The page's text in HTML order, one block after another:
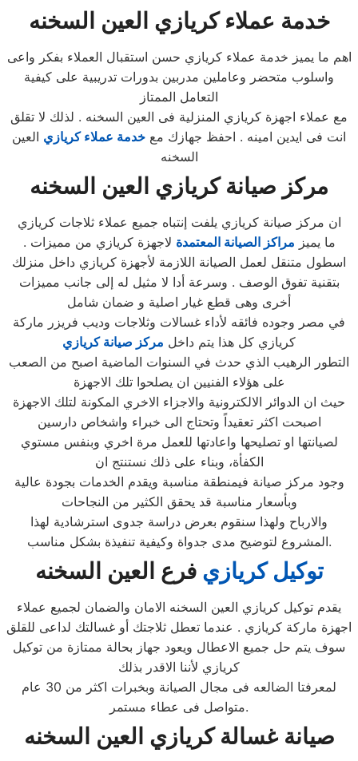
خدمة عملاء كريازي العين السخنه
اهم ما يميز خدمة عملاء كريازي حسن استقبال العملاء بفكر واعى
واسلوب متحضر وعاملين مدربين بدورات تدريبية على كيفية
التعامل الممتاز
مع عملاء اجهزة كريازي المنزلية فى العين السخنه . لذلك لا تقلق
انت فى ايدين امينه . احفظ جهازك مع خدمة عملاء كريازي العين
السخنه
مركز صيانة كريازي العين السخنه
ان مركز صيانة كريازي يلفت إنتباه جميع عملاء ثلاجات كريازي
ما يميز مراكز الصيانة المعتمدة لاجهزة كريازي من مميزات .
اسطول متنقل لعمل الصيانة اللازمة لأجهزة كريازي داخل منزلك
بتقنية تفوق الوصف . وسرعة أدا لا مثيل له إلى جانب مميزات
أخرى وهى قطع غيار اصلية و ضمان شامل
في مصر وجوده فائقه لأداء غسالات وثلاجات وديب فريزر ماركة
كريازي كل هذا يتم داخل مركز صيانة كريازي
التطور الرهيب الذي حدث في السنوات الماضية اصبح من الصعب
على هؤلاء الفنيين ان يصلحوا تلك الاجهزة
حيث ان الدوائر الالكترونية والاجزاء الاخري المكونة لتلك الاجهزة
اصبحت اكثر تعقيداً وتحتاج الى خبراء واشخاص دارسين
لصيانتها او تصليحها واعادتها للعمل مرة اخري وبنفس مستوي
الكفأة، وبناء على ذلك نستنتج ان
وجود مركز صيانة فيمنطقة مناسبة ويقدم الخدمات بجودة عالية
وبأسعار مناسبة قد يحقق الكثير من النجاحات
والارباح ولهذا سنقوم بعرض دراسة جدوى استرشادية لهذا
المشروع لتوضيح مدى جدواة وكيفية تنفيذة بشكل مناسب.
توكيل كريازي فرع العين السخنه
يقدم توكيل كريازي العين السخنه الامان والضمان لجميع عملاء
اجهزة ماركة كريازي . عندما تعطل ثلاجتك أو غسالتك لداعى للقلق
سوف يتم حل جميع الاعطال ويعود جهاز بحالة ممتازة من توكيل
كريازي لأننا الاقدر بذلك
لمعرفتا الضالعه فى مجال الصيانة وبخبرات اكثر من 30 عام
متواصل فى عطاء مستمر.
صيانة غسالة كريازي العين السخنه